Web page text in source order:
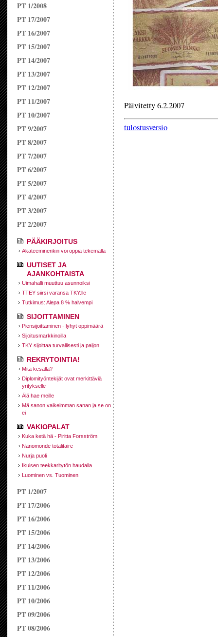
PT 1/2008
PT 17/2007
PT 16/2007
PT 15/2007
PT 14/2007
PT 13/2007
PT 12/2007
PT 11/2007
PT 10/2007
PT 9/2007
PT 8/2007
PT 7/2007
PT 6/2007
PT 5/2007
PT 4/2007
PT 3/2007
PT 2/2007
PÄÄKIRJOITUS
Akateeminenkin voi oppia tekemällä
UUTISET JA
AJANKOHTAISTA
Uimahalli muuttuu asunnoiksi
TTEY siirsi varansa TKY:lle
Tutkimus: Alepa 8 % halvempi
SIJOITTAMINEN
Piensijoittaminen - lyhyt oppimäärä
Sijoitusmarkkinoilla
TKY sijoittaa turvallisesti ja paljon
REKRYTOINTIA!
Mitä kesällä?
Diplomityöntekijät ovat merkittäviä
yritykselle
Älä hae meille
Mä sanon vaikeimman sanan ja se on
ei
VAKIOPALAT
Kuka ketä hä - Piritta Forsström
Nanomonde totalitaire
Nurja puoli
Ikuisen teekkaritytön haudalla
Luominen vs. Tuominen
PT 1/2007
PT 17/2006
PT 16/2006
PT 15/2006
PT 14/2006
PT 13/2006
PT 12/2006
PT 11/2006
PT 10/2006
PT 09/2006
PT 08/2006
Päivitetty 6.2.2007
tulostusversio